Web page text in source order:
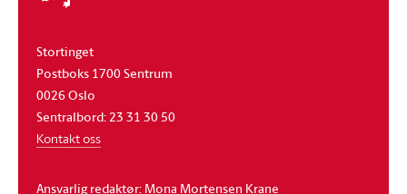
Stortinget
Postboks 1700 Sentrum
0026 Oslo
Sentralbord: 23 31 30 50
Kontakt oss
Ansvarlig redaktør: Mona Mortensen Krane